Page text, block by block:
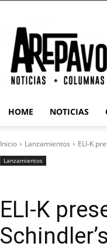
HOME NOTICIAS
Inicio Lanzamientos ELI-K
Lanzamientos
ELI-K